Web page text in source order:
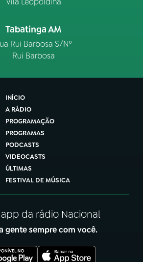
Tabatinga AM
Rui Barbosa S/Nº
Rui Barbosa
INÍCIO
A RÁDIO
PROGRAMAÇÃO
PROGRAMAS
PODCASTS
VIDEOCASTS
ÚLTIMAS
FESTIVAL DE MÚSICA
app da rádio Nacional
gente sempre com você.